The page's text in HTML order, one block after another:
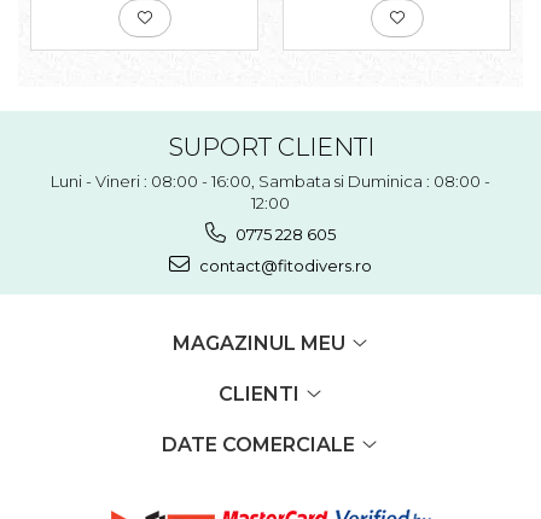
SUPORT CLIENTI
Luni - Vineri : 08:00 - 16:00, Sambata si Duminica : 08:00 -
12:00
0775 228 605
contact@fitodivers.ro
MAGAZINUL MEU
CLIENTI
DATE COMERCIALE